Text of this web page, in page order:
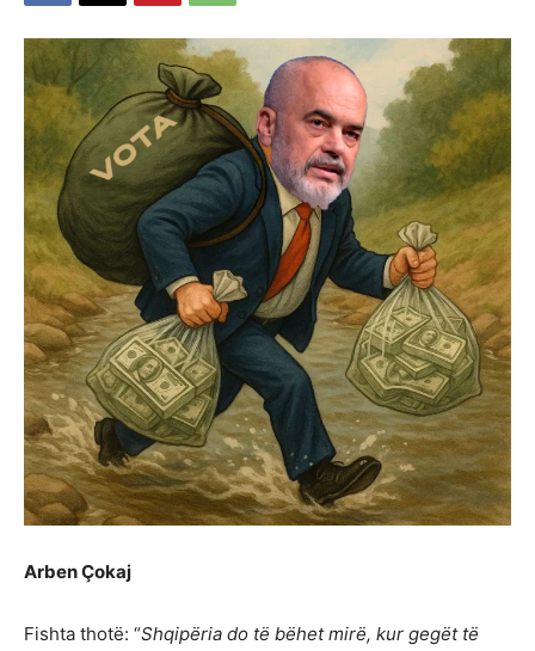
Arben Çokaj
Fishta thotë: “Shqipëria do të bëhet mirë, kur gegët të